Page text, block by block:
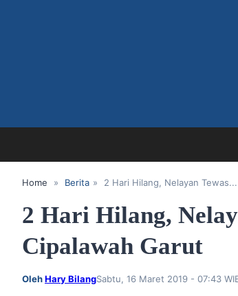
Home » Berita » 2 Hari Hilang, Nelayan Tewas...
2 Hari Hilang,
Cipalawah Garut
OlehHary BilangSabtu, 16 Maret 2019 - 07:43